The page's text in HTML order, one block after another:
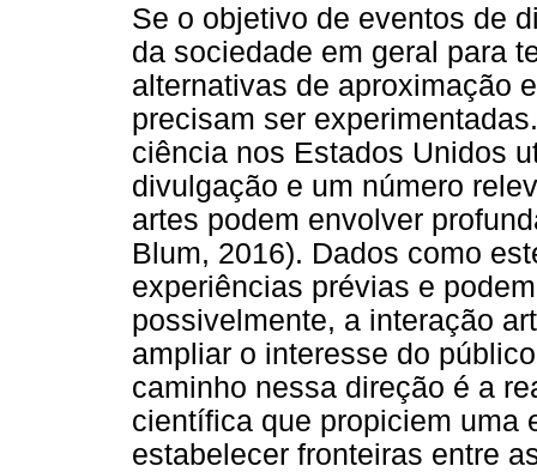
Se o objetivo de eventos de
da sociedade em geral para
alternativas de aproximação
precisam ser
ciência nos Estados Unidos
divulgação e um número
artes podem envolver
Blum, 2016). Dados como
experiências prévias e
possivelmente, a interação
ampliar o interesse do
caminho nessa direção é a
científica que propiciem uma
estabelecer fronteiras entre